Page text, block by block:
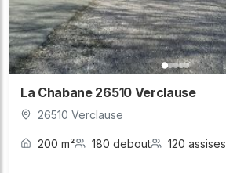
La Chabane 26510 Verclause
26510 Verclause
200 m² 180 debout 120 assises